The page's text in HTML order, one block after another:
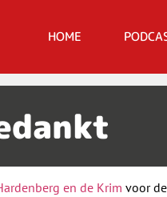
HOME
en de Krim voor